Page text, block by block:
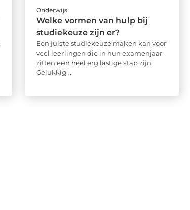
Onderwijs
Welke vormen van hulp bij
studiekeuze zijn er?
Een juiste studiekeuze maken kan voor
veel leerlingen die in hun examenjaar
zitten een heel erg lastige stap zijn.
Gelukkig ...